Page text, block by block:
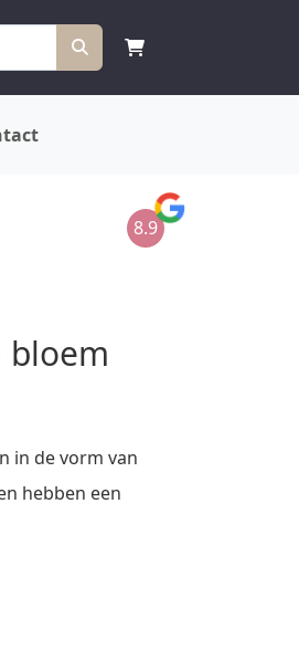
8.9
in de vorm van
hebben een